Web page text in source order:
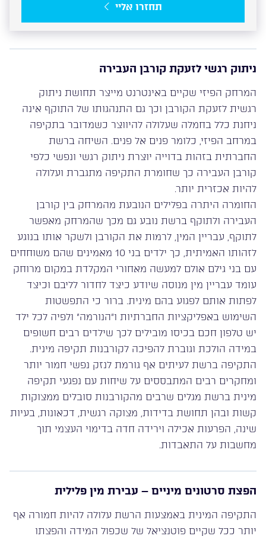
תחזרו אליי
ניתוק רגשי לזעקת קורבן העבירה
המרחק הפיזי שקיים באינטרנט מייצר תחושת ניתוק
רגשית לזעקת הקורבן וכך גם התנהגותו של התוקף אינה
ניחנת כלל בחמלה שעלולה להיווצר כשמדובר בתקיפה
במרחב הפיזי, כלומר פנים אל פנים. השיחה ברשת
החברתית בזהות בדוייה יוצרת ניתוק רגשי ונפשי כלפי
קורבן העבירה כך שחומרת התקיפה מתגברת ועלולה
להיות אכזרית יותר.
החומרה היתרה בפלילים הנובעת מהמרחק בין קורבן
העבירה ולתוקף ברשת נובע גם מכך שהמרחק מאפשר
לתוקף, עבריין המין, לרמות את הקורבן ולשקר אותו בנוגע
לזהותו האמיתית, כך ילדים בני 10 מאמינים שהם משוחחים
עם בני גילם אולם למעשה מאחורי המקלדת במקום מרוחק
עומד עבריין מין מנוסה שיודע כיצד לחדור לליבם וכיצד
לפתות אותם לפגוע בהם מינית. ברור כי התפשטות
השימוש באפליקציות החברתיות ו”הנורמה” ולפיה לכל ילד
יש טלפון חכם בכיסו מובילים לכך שילדים רבים חשופים
במידה הולכת וגוברת להפיכה לקורבנות תקיפה מינית.
התקיפה ברשת לעיתים אף גורמת לנזק נפשי חמור יותר
ומחקרים רבים המתבססים על שיחות עם נפגעי תקיפה
מינית ברשת מגלים שרבים מהקורבנות סובלים ממצוקות
קשות ובהן תחושת בדידות, מצוקה רגשית, דכאונות, בעיות
שינה, הפרעות אכילה וירידה חדה בדימוי העצמי תוך
מחשבות על התאבדות.
הפצת סרטונים מיניים – עבירת מין פלילית
התקיפה המינית באמצעות הרשת עלולה להיות חמורה אף
יותר ככל שקיים פוטנציאל של שכפול המידה והפצתו